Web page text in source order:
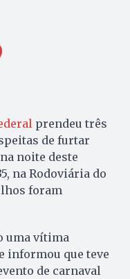
prendeu três
de furtar
noite deste
na Rodoviária do
foram
uma vítima
informou que teve
de carnaval